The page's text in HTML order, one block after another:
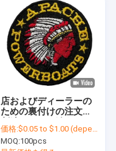
店およびディーラーの
ための裏付けの注文の
を縮小しません
価格:$0.05 to $1.00 (depends on the design and order quantity)
MOQ:100pcs